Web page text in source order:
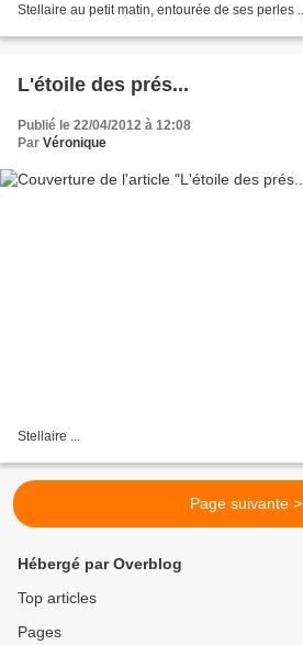
Stellaire au petit matin, entourée de ses perles ...
L'étoile des prés...
Publié le 22/04/2012 à 12:08
Par Véronique
Stellaire ...
Page suivante >
Hébergé par Overblog
Top articles
Pages